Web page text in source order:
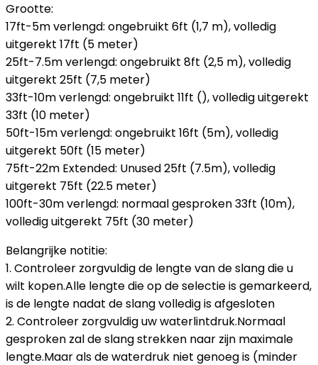
Grootte:
17ft-5m verlengd: ongebruikt 6ft (1,7 m), volledig
uitgerekt 17ft (5 meter)
25ft-7.5m verlengd: ongebruikt 8ft (2,5 m), volledig
uitgerekt 25ft (7,5 meter)
33ft-10m verlengd: ongebruikt 11ft (), volledig uitgerekt
33ft (10 meter)
50ft-15m verlengd: ongebruikt 16ft (5m), volledig
uitgerekt 50ft (15 meter)
75ft-22m Extended: Unused 25ft (7.5m), volledig
uitgerekt 75ft (22.5 meter)
100ft-30m verlengd: normaal gesproken 33ft (10m),
volledig uitgerekt 75ft (30 meter)
Belangrijke notitie:
1. Controleer zorgvuldig de lengte van de slang die u
wilt kopen.Alle lengte die op de selectie is gemarkeerd,
is de lengte nadat de slang volledig is afgesloten
2. Controleer zorgvuldig uw waterlintdruk.Normaal
gesproken zal de slang strekken naar zijn maximale
lengte.Maar als de waterdruk niet genoeg is (minder